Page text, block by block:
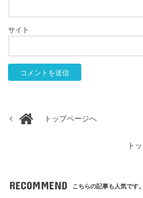
サイト
トップページへ
ト
RECOMMEND こちらの記事も人気です。